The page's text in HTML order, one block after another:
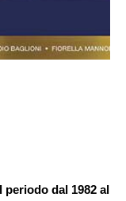
dal 1982 al